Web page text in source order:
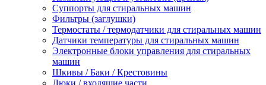
Суппорты для стиральных машин
Фильтры (заглушки)
Термостаты / термодатчики для стиральных машин
Датчики температуры для стиральных машин
Электронные блоки управления для стиральных
машин
Шкивы / Баки / Крестовины